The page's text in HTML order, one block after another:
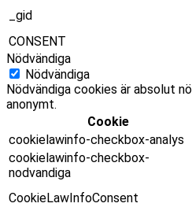
_gid
CONSENT
Nödvändiga
Nödvändiga
Nödvändiga cookies är absolut
anonymt.
Cookie
cookielawinfo-checkbox-analys
cookielawinfo-checkbox-
nodvandiga
CookieLawInfoConsent